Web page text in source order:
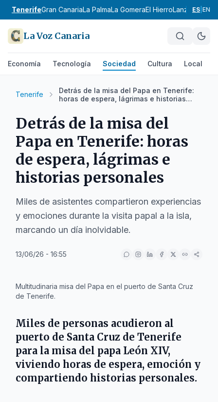
TenerifeGran CanariaLa PalmaLa GomeraEl HierroLanzarote
ES EN
La Voz Canaria
Economía Tecnología Sociedad Cultura Local
Tenerife
Detrás de la misa del Papa en Tenerife:
horas de espera, lágrimas e historias
Detrás de la misa del
Papa en Tenerife: horas
de espera, lágrimas e
historias personales
Miles de asistentes compartieron experiencias
y emociones durante la visita papal a la isla,
marcando un día inolvidable.
13/06/26 - 16:55
Multitudinaria misa del Papa en el puerto de Santa Cruz
de Tenerife.
Miles de personas acudieron al
puerto de Santa Cruz de Tenerife
para la misa del papa León XIV,
viviendo horas de espera, emoción y
compartiendo historias personales.